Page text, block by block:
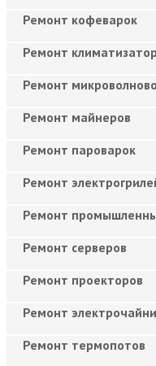
Ремонт кофеварок
Ремонт
Ремонт
Ремонт майнеров
Ремонт пароварок
Ремонт
Ремонт
Ремонт серверов
Ремонт проекторов
Ремонт
Ремонт термопотов